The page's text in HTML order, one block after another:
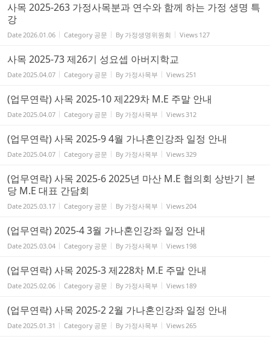
사목 2025-263 가정사목분과 연수와 함께 하는 가정 생명 특
강
Date2026.01.06 Category 공문 By 가정생명위원회 Views 127
사목 2025-73 제26기 성요셉 아버지학교
Date2025.04.07 Category 공문 By 가정사목부 Views251
(업무연락) 사목 2025-10 제229차 M.E 주말 안내
Date2025.04.07 Category 공문 By 가정사목부 Views312
(업무연락) 사목 2025-9 4월 가나혼인강좌 일정 안내
Date2025.04.07 Category 공문 By 가정사목부 Views329
(업무연락) 사목 2025-6 2025년 마산 M.E 협의회 상반기 본
당 M.E 대표 간담회
Date2025.03.17 Category 공문 By 가정사목부 Views204
(업무연락) 2025-4 3월 가나혼인강좌 일정 안내
Date2025.03.04 Category 공문 By 가정사목부 Views 198
(업무연락) 사목 2025-3 제228차 M.E 주말 안내
Date2025.02.06 Category 공문 By 가정사목부 Views 189
(업무연락) 사목 2025-2 2월 가나혼인강좌 일정 안내
Date2025.01.31 Category 공문 By 가정사목부 Views265